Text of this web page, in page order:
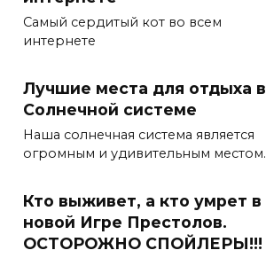
Самый сердитый кот во всем
интернете
Лучшие места для отдыха в
Солнечной системе
Наша солнечная система является
огромным и удивительным местом.
Кто выживет, а кто умрет в
новой Игре Престолов.
ОСТОРОЖНО СПОЙЛЕРЫ!!!